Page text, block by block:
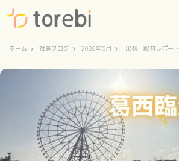
ホーム 社員ブログ 2026年5月 出張・取材レポート